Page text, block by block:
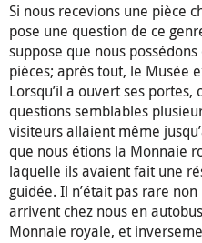
Si nous recevions une pièce
pose une question de ce
suppose que nous
pièces; après tout, le Musée
Lorsqu’il a ouvert ses portes,
questions semblables
visiteurs allaient même
que nous étions la Monnaie
laquelle ils avaient fait une
guidée. Il n’était pas rare non
arrivent chez nous en
Monnaie royale, et